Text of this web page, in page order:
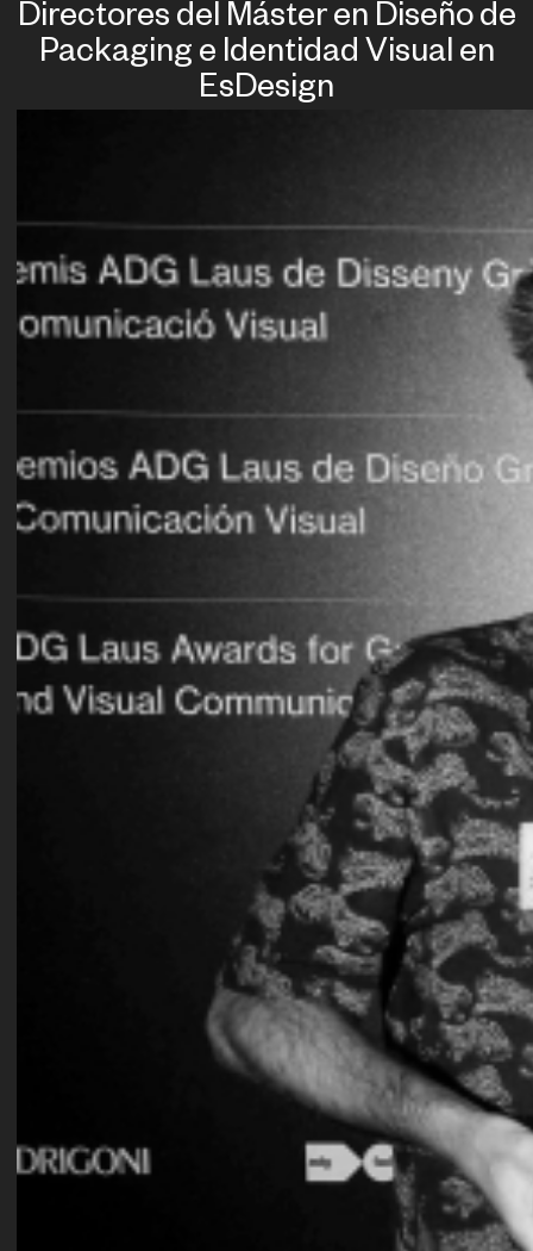
Directores del Máster en Diseño de
Packaging e Identidad Visual en
EsDesign